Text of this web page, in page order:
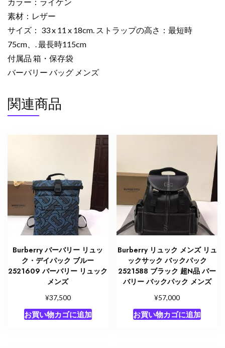
ー
メ
ン
ズ
バ
ッ
グ
ウ
ト
ッ
素材：レザー
サイズ： 33 x 11 x 18cm. ストラップの高さ：最短時
75cm、. 最長時115cm
付属品 箱・保存袋
バーバリー バッグ メンズ
関連商品
Burberry バーバリー リュッ
ク・デイパック ブルー
2521609 バーバリー リュック
メンズ
¥37,500
お買い物カゴに追加
Burberry リュック メンズ リュ
ックサック バックパック
2521588 ブラック 超N品 バー
バリー バックパック メンズ
¥57,000
お買い物カゴに追加